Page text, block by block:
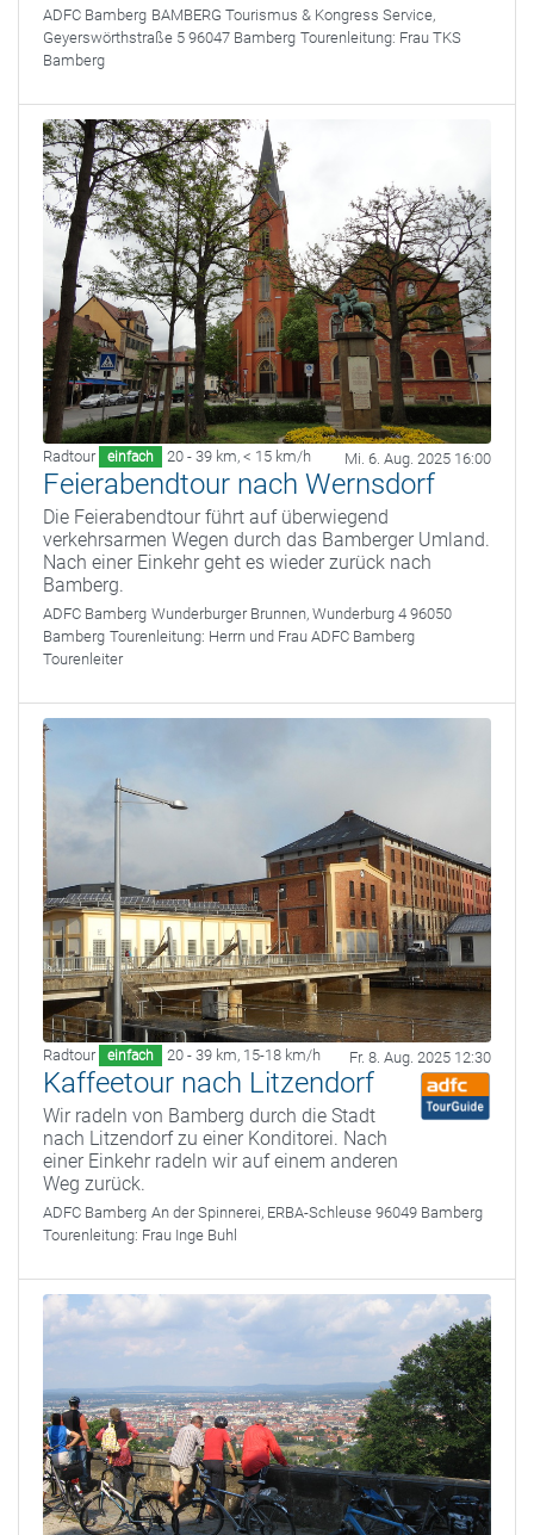
ADFC Bamberg BAMBERG Tourismus & Kongress Service,
Geyerswörthstraße 5 96047 Bamberg Tourenleitung: Frau TKS
Bamberg
Radtour einfach 20 - 39 km, < 15 km/h Mi. 6. Aug. 2025 16:00
Feierabendtour nach Wernsdorf
Die Feierabendtour führt auf überwiegend
verkehrsarmen Wegen durch das Bamberger Umland.
Nach einer Einkehr geht es wieder zurück nach
Bamberg.
ADFC Bamberg Wunderburger Brunnen, Wunderburg 4 96050
Bamberg Tourenleitung: Herrn und Frau ADFC Bamberg
Tourenleiter
Radtour einfach 20 - 39 km, 15-18 km/h Fr. 8. Aug. 2025 12:30
Kaffeetour nach Litzendorf
Wir radeln von Bamberg durch die Stadt
nach Litzendorf zu einer Konditorei. Nach
einer Einkehr radeln wir auf einem anderen
Weg zurück.
ADFC Bamberg An der Spinnerei, ERBA-Schleuse 96049 Bamberg
Tourenleitung: Frau Inge Buhl